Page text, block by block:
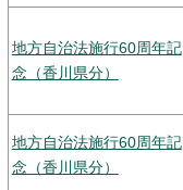
地方自治法施行60周年記
念（香川県分）
地方自治法施行60周年記
念（香川県分）